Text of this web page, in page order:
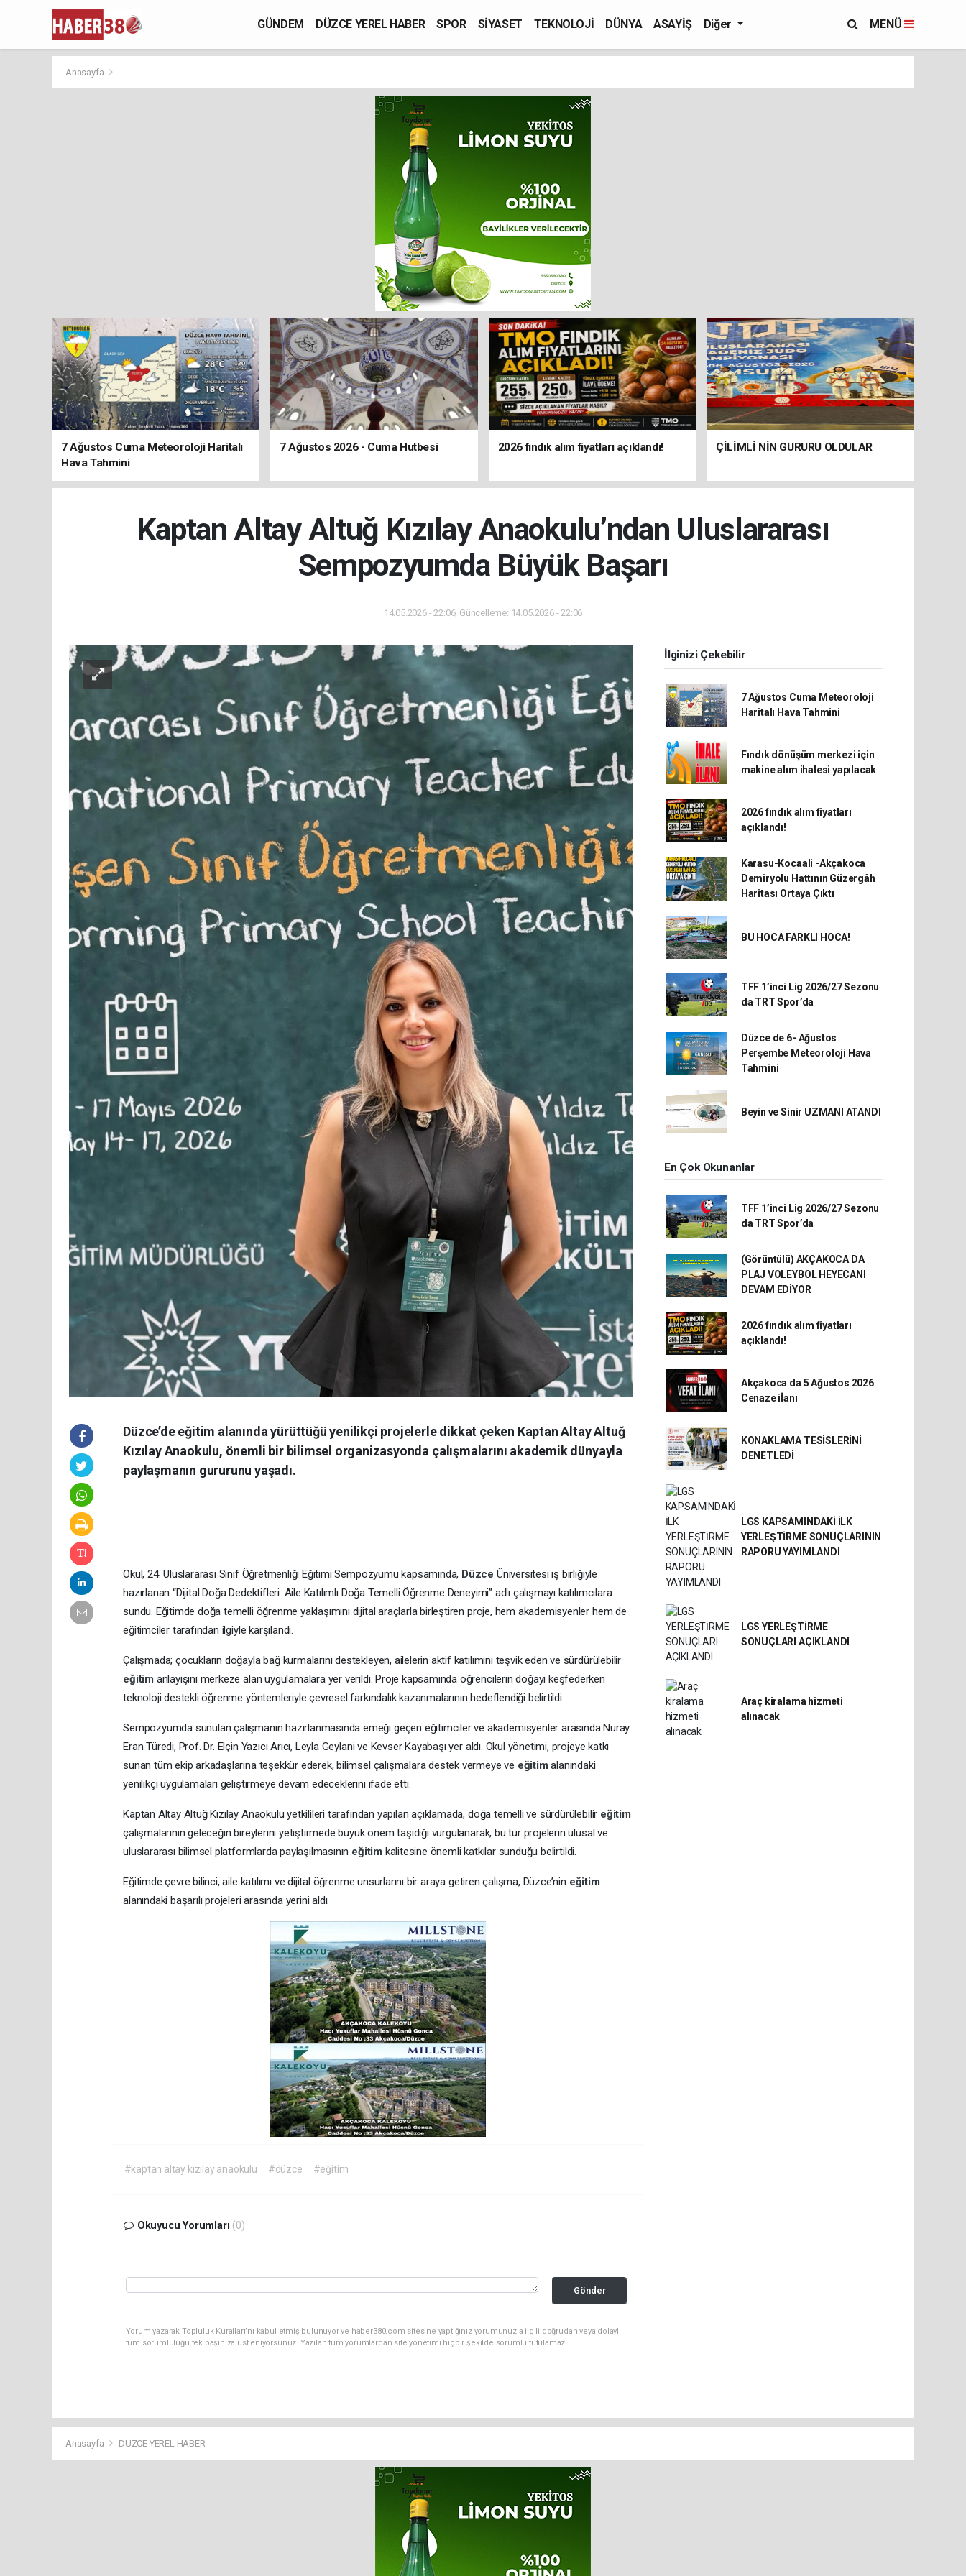
GÜNDEM DÜZCE YEREL HABER SPOR SİYASET TEKNOLOJİ DÜNYA ASAYİŞ Diğer MENÜ
Anasayfa
7 Ağustos Cuma Meteoroloji Haritalı
Hava Tahmini
7 Ağustos 2026 - Cuma Hutbesi 2026 fındık alım fiyatları açıklandı! ÇİLİMLİ NİN GURURU OLDULAR
Kaptan Altay Altuğ Kızılay Anaokulu’ndan Uluslararası
Sempozyumda Büyük Başarı
14.05.2026 - 22:06, Güncelleme: 14.05.2026 - 22:06
Düzce’de eğitim alanında yürüttüğü yenilikçi projelerle dikkat çeken Kaptan Altay Altuğ
Kızılay Anaokulu, önemli bir bilimsel organizasyonda çalışmalarını akademik dünyayla
paylaşmanın gururunu yaşadı.
Okul, 24. Uluslararası Sınıf Öğretmenliği Eğitimi Sempozyumu kapsamında, Düzce Üniversitesi iş birliğiyle
hazırlanan “Dijital Doğa Dedektifleri: Aile Katılımlı Doğa Temelli Öğrenme Deneyimi” adlı çalışmayı katılımcılara
sundu. Eğitimde doğa temelli öğrenme yaklaşımını dijital araçlarla birleştiren proje, hem akademisyenler hem de
eğitimciler tarafından ilgiyle karşılandı.
Çalışmada; çocukların doğayla bağ kurmalarını destekleyen, ailelerin aktif katılımını teşvik eden ve sürdürülebilir
eğitim anlayışını merkeze alan uygulamalara yer verildi. Proje kapsamında öğrencilerin doğayı keşfederken
teknoloji destekli öğrenme yöntemleriyle çevresel farkındalık kazanmalarının hedeflendiği belirtildi.
Sempozyumda sunulan çalışmanın hazırlanmasında emeği geçen eğitimciler ve akademisyenler arasında Nuray
Eran Türedi, Prof. Dr. Elçin Yazıcı Arıcı, Leyla Geylani ve Kevser Kayabaşı yer aldı. Okul yönetimi, projeye katkı
sunan tüm ekip arkadaşlarına teşekkür ederek, bilimsel çalışmalara destek vermeye ve eğitimalanındaki
yenilikçi uygulamaları geliştirmeye devam edeceklerini ifade etti.
Kaptan Altay Altuğ Kızılay Anaokulu yetkilileri tarafından yapılan açıklamada, doğa temelli ve sürdürülebilir eğitim
çalışmalarının geleceğin bireylerini yetiştirmede büyük önem taşıdığı vurgulanarak, bu tür projelerin ulusal ve
uluslararası bilimsel platformlarda paylaşılmasının eğitim kalitesine önemli katkılar sunduğu belirtildi.
Eğitimde çevre bilinci, aile katılımı ve dijital öğrenme unsurlarını bir araya getiren çalışma, Düzce’nin eğitim
alanındaki başarılı projeleri arasında yerini aldı.
#kaptan altay kızılay anaokulu #düzce #eğitim
Okuyucu Yorumları (0)
Gönder
Yorum yazarak Topluluk Kuralları’nı kabul etmiş bulunuyor ve haber380.com sitesine yaptığınız yorumunuzla ilgili doğrudan veya dolaylı
tüm sorumluluğu tek başınıza üstleniyorsunuz. Yazılan tüm yorumlardan site yönetimi hiçbir şekilde sorumlu tutulamaz.
İlginizi Çekebilir
7 Ağustos Cuma Meteoroloji
Haritalı Hava Tahmini
Fındık dönüşüm merkezi için
makine alım ihalesi yapılacak
2026 fındık alım fiyatları
açıklandı!
Karasu-Kocaali -Akçakoca
Demiryolu Hattının Güzergâh
Haritası Ortaya Çıktı
BU HOCA FARKLI HOCA!
TFF 1’inci Lig 2026/27 Sezonu
da TRT Spor’da
Düzce de 6- Ağustos
Perşembe Meteoroloji Hava
Tahmini
Beyin ve Sinir UZMANI ATANDI
En Çok Okunanlar
TFF 1’inci Lig 2026/27 Sezonu
da TRT Spor’da
(Görüntülü) AKÇAKOCA DA
PLAJ VOLEYBOL HEYECANI
DEVAM EDİYOR
2026 fındık alım fiyatları
açıklandı!
Akçakoca da 5 Ağustos 2026
Cenaze iİanı
KONAKLAMA TESİSLERİNİ
DENETLEDİ
LGS KAPSAMINDAKİ İLK
YERLEŞTİRME SONUÇLARININ
RAPORU YAYIMLANDI
LGS YERLEŞTİRME
SONUÇLARI AÇIKLANDI
Araç kiralama hizmeti
alınacak
Anasayfa DÜZCE YEREL HABER